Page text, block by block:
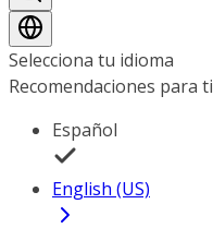
Selecciona tu idioma
Recomendaciones para ti
Español
English (US)